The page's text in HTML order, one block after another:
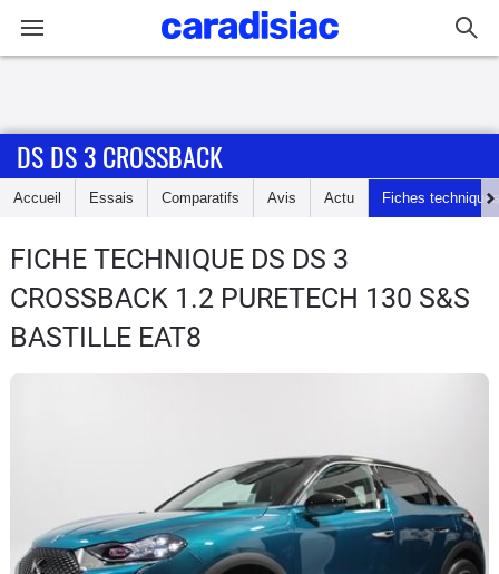
Accueil
Essais
Guide
d'achat
Flottes
Auto
DS DS 3 CROSSBACK
Accueil Essais Comparatifs Avis Actu Fiches techniques
FICHE TECHNIQUE DS DS 3
CROSSBACK 1.2 PURETECH 130 S&S
BASTILLE EAT8